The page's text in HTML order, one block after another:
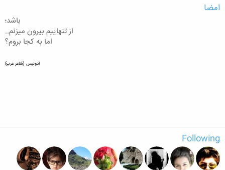
امضا
باشد؛
از تنهاییم بیرون میزنم..
اما به کجا بروم؟
ادونیس (شاعر عرب)
Following